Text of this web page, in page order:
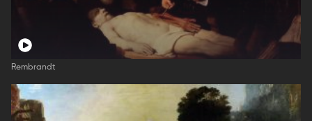
Rembrandt